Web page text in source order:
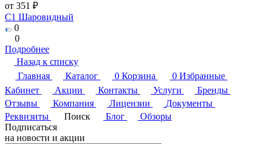
от 351 ₽
C1 Шаровидный
0
0
Подробнее
Назад к списку
Главная
Каталог 0 Корзина 0 Избранные
Кабинет
Акции Контакты Услуги
Бренды
Отзывы
Компания Лицензии
Документы
Реквизиты
Поиск Блог
Обзоры
Подписаться
на новости и акции